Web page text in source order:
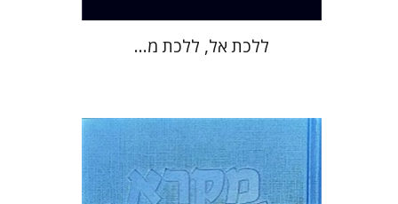
ללכת אל, ללכת מ...
שרה יפת